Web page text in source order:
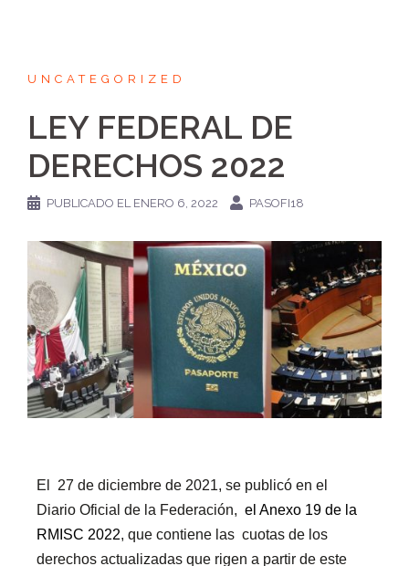
UNCATEGORIZED
LEY FEDERAL DE
DERECHOS 2022
PUBLICADO EL ENERO 6, 2022 PASOFI18
El
27 de diciembre de 2021, se publicó en el
Diario Oficial de la Federación, el Anexo 19 de la
RMISC 2022, que contiene las cuotas de los
derechos actualizadas que rigen a partir de este